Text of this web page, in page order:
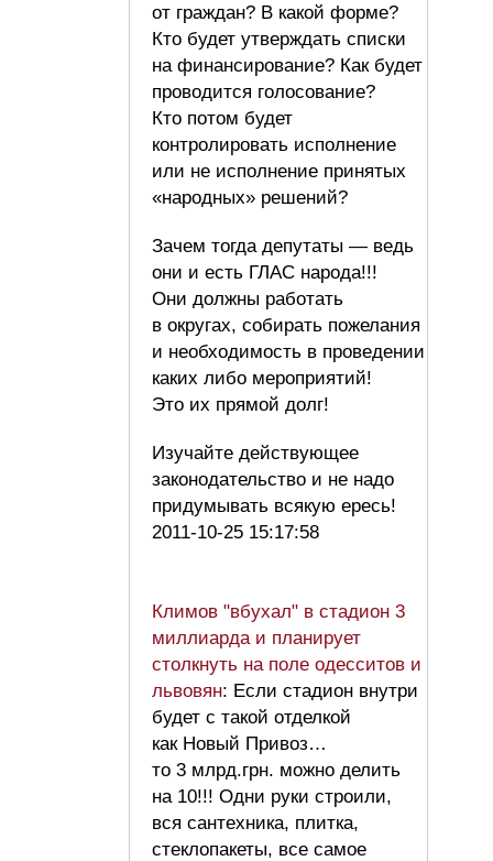
от граждан? В какой форме?
Кто будет утверждать списки
на финансирование? Как будет
проводится голосование?
Кто потом будет
контролировать исполнение
или не исполнение принятых
«народных» решений?
Зачем тогда депутаты — ведь
они и есть ГЛАС народа!!!
Они должны работать
в округах, собирать пожелания
и необходимость в проведении
каких либо мероприятий!
Это их прямой долг!
Изучайте действующее
законодательство и не надо
придумывать всякую ересь!
2011-10-25 15:17:58
Климов "вбухал" в стадион 3
миллиарда и планирует
столкнуть на поле одесситов и
львовян: Если стадион внутри
будет с такой отделкой
как Новый Привоз…
то 3 млрд.грн. можно делить
на 10!!! Одни руки строили,
вся сантехника, плитка,
стеклопакеты, все самое